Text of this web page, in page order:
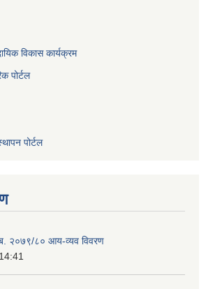
विकास कार्यक्रम
पोर्टल
पोर्टल
२०७९/८० आय-व्यव विवरण